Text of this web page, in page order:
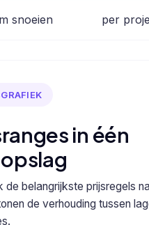
snoeien per
in één
de belangrijkste prijsregels
de verhouding tussen